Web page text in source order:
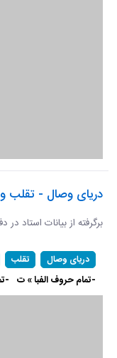
دریای وصال - تقلب
برگرفته از بیانات استاد در
دریای وصال تقلب
-تمام حروف الفبا » ت -